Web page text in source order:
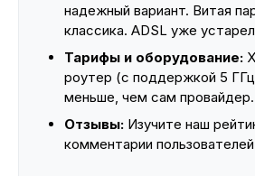
надежный вариант. Витая
классика. ADSL уже
Тарифы и оборудование:
роутер (с поддержкой 5
меньше, чем сам провайдер.
Отзывы: Изучите наш
комментарии